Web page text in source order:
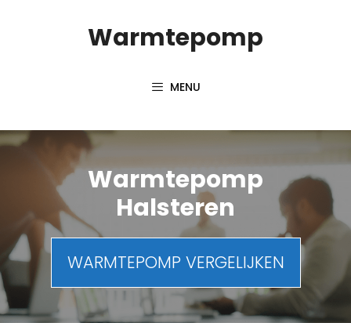
Warmtepomp
MENU
Warmtepomp
Halsteren
WARMTEPOMP VERGELIJKEN